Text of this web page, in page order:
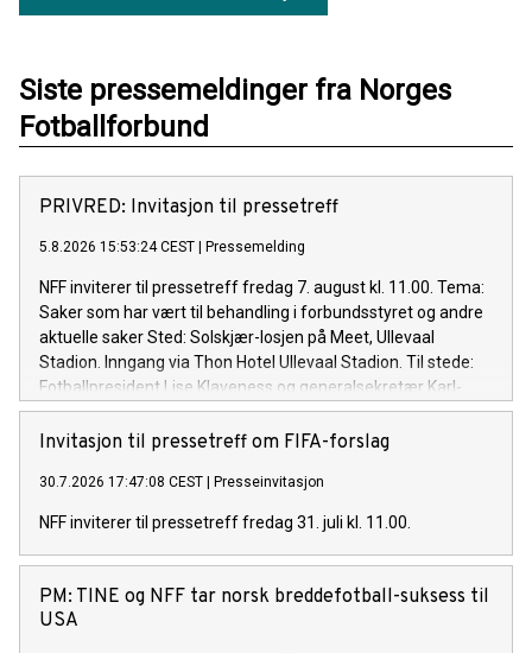
Siste pressemeldinger fra Norges
Fotballforbund
PRIVRED: Invitasjon til pressetreff
5.8.2026 15:53:24 CEST Pressemelding
NFF inviterer til pressetreff fredag 7. august kl. 11.00. Tema:
Saker som har vært til behandling i forbundsstyret og andre
aktuelle saker Sted: Solskjær-losjen på Meet, Ullevaal
Stadion. Inngang via Thon Hotel Ullevaal Stadion. Til stede:
Fotballpresident Lise Klaveness og generalsekretær Karl-
Petter Løken Velkommen! NFF er informert om at NTB vil
tilby stream av pressekonferansen. Seansen vil i tillegg bli
Invitasjon til pressetreff om FIFA-forslag
30.7.2026 17:47:08 CEST Presseinvitasjon
NFF inviterer til pressetreff fredag 31. juli kl. 11.00.
PM: TINE og NFF tar norsk breddefotball-suksess til
USA